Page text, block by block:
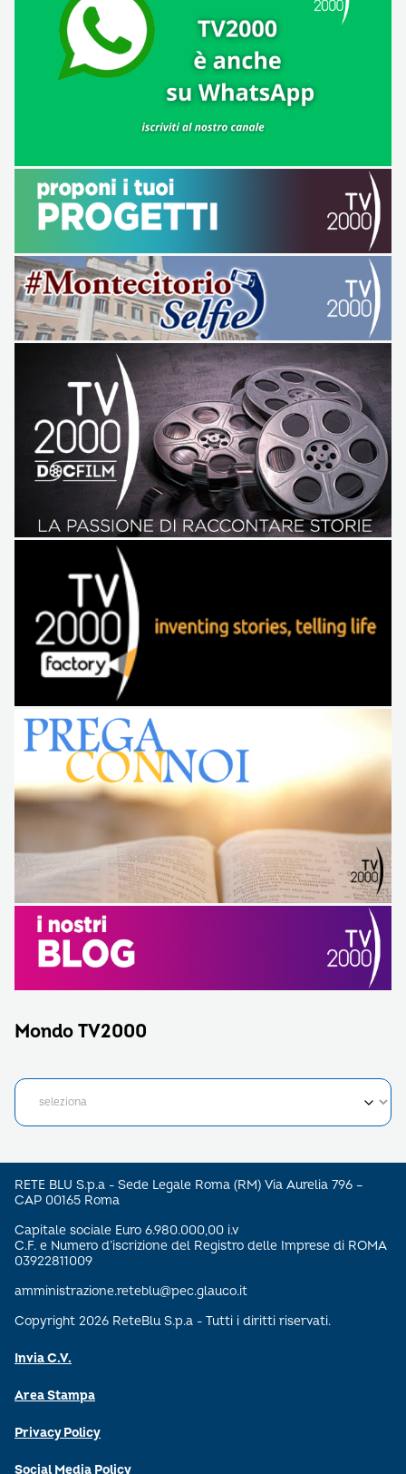
Mondo TV2000
RETE BLU S.p.a - Sede Legale Roma (RM) Via Aurelia 796 –
CAP 00165 Roma
Capitale sociale Euro 6.980.000,00 i.v
C.F. e Numero d’iscrizione del Registro delle Imprese di ROMA
03922811009
amministrazione.reteblu@pec.glauco.it
Copyright 2026 ReteBlu S.p.a - Tutti i diritti riservati.
Invia C.V.
Area Stampa
Privacy Policy
Social Media Policy